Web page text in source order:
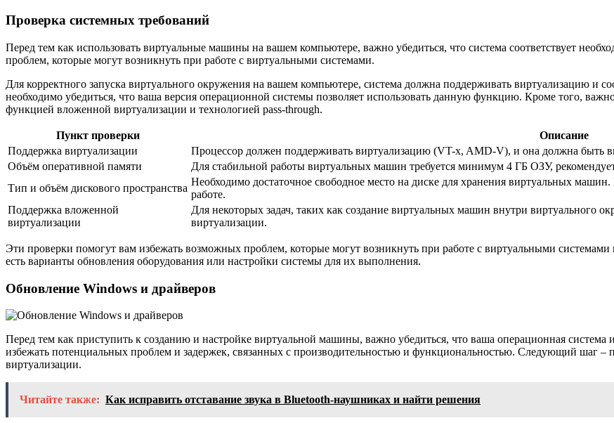
Проверка системных требований
Перед тем как использовать виртуальные машины на вашем компьютере, важно убедиться, что система соответствует
проблем, которые могут возникнуть при работе с виртуальными системами.
Для корректного запуска виртуального окружения на вашем компьютере, система должна поддерживать виртуализацию и
необходимо убедиться, что ваша версия операционной системы позволяет использовать данную функцию. Кроме того,
функцией вложенной виртуализации и технологией pass-through.
Пункт проверки
Описание
Поддержка виртуализации
Процессор должен поддерживать виртуализацию (VT-x, AMD-V), и она должна быть
Объём оперативной памяти
Для стабильной работы виртуальных машин требуется минимум 4 ГБ ОЗУ,
Тип и объём дискового пространства
Необходимо достаточное свободное место на диске для хранения виртуальных
работе.
Поддержка вложенной
виртуализации
Для некоторых задач, таких как создание виртуальных машин внутри виртуального
виртуализации.
Эти проверки помогут вам избежать возможных проблем, которые могут возникнуть при работе с виртуальными
есть варианты обновления оборудования или настройки системы для их выполнения.
Обновление Windows и драйверов
Перед тем как приступить к созданию и настройке виртуальной машины, важно убедиться, что ваша операционная система
избежать потенциальных проблем и задержек, связанных с производительностью и функциональностью. Следующий шаг –
виртуализации.
Читайте также: Как исправить отставание звука в Bluetooth-наушниках и найти решения